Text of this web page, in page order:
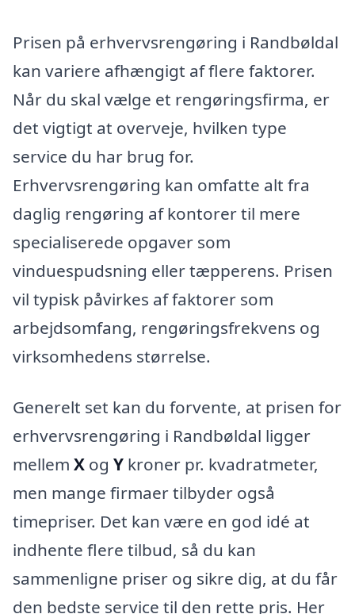
Prisen på erhvervsrengøring i Randbøldal
kan variere afhængigt af flere faktorer.
Når du skal vælge et rengøringsfirma, er
det vigtigt at overveje, hvilken type
service du har brug for.
Erhvervsrengøring kan omfatte alt fra
daglig rengøring af kontorer til mere
specialiserede opgaver som
vinduespudsning eller tæpperens. Prisen
vil typisk påvirkes af faktorer som
arbejdsomfang, rengøringsfrekvens og
virksomhedens størrelse.
Generelt set kan du forvente, at prisen for
erhvervsrengøring i Randbøldal ligger
mellem X og Y kroner pr. kvadratmeter,
men mange firmaer tilbyder også
timepriser. Det kan være en god idé at
indhente flere tilbud, så du kan
sammenligne priser og sikre dig, at du får
den bedste service til den rette pris. Her